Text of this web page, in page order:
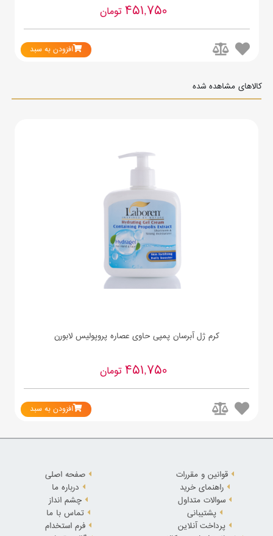
451,750تومان
افزودن به سبد
کالاهای مشاهده شده
کرم ژل آبرسان پمپی حاوی عصاره پروپولیس لابورن
451,750 تومان
افزودن به سبد
قوانین و مقررات
راهنمای خرید
سوالات متداول
پشتیبانی
پرداخت آنلاین
صفحه اصلی
درباره ما
چشم انداز
تماس با ما
فرم استخدام